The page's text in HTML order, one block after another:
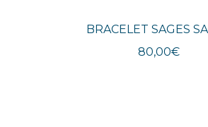
BRACELET SAGES
80,00€